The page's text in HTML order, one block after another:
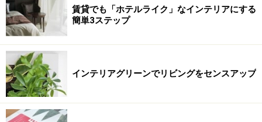
賃貸でも「ホテルライク」なインテリアにする
簡単3ステップ
インテリアグリーンでリビングをセンスアップ